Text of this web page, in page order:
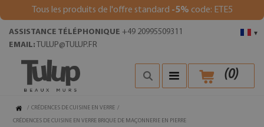
Tous les produits de l'offre standard -5% code: ETE5
▾
ASSISTANCE TÉLÉPHONIQUE +49 20995509311
EMAIL: TULUP@TULUP.FR
(0)
/ CRÉDENCES DE CUISINE EN VERRE /
CRÉDENCES DE CUISINE EN VERRE BRIQUE DE MAÇONNERIE EN PIERRE